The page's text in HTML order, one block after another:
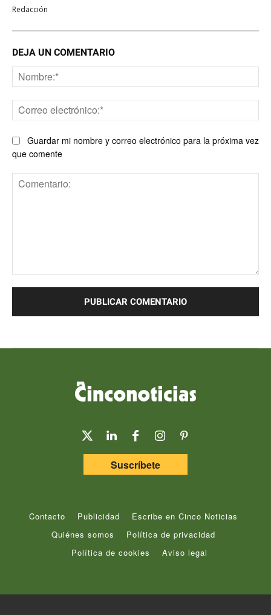
Redacción
DEJA UN COMENTARIO
Guardar mi nombre y correo electrónico para la próxima vez
que comente
Suscríbete
Contacto Publicidad
Escribe en Cinco Noticias
Quiénes somos
Política de privacidad
Política de cookies
Aviso legal